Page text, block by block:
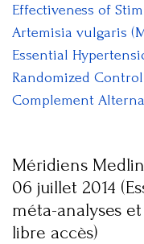
Effectiveness of
Artemisia vulgaris
Essential
Randomized
Complement
Méridiens
06 juillet 2014
méta-analyses
libre accès)